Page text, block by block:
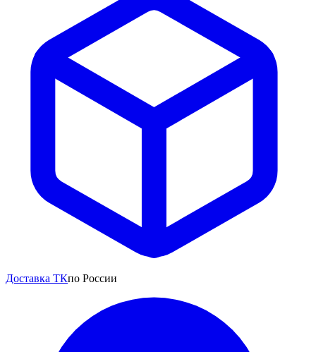
Доставка ТКпо России